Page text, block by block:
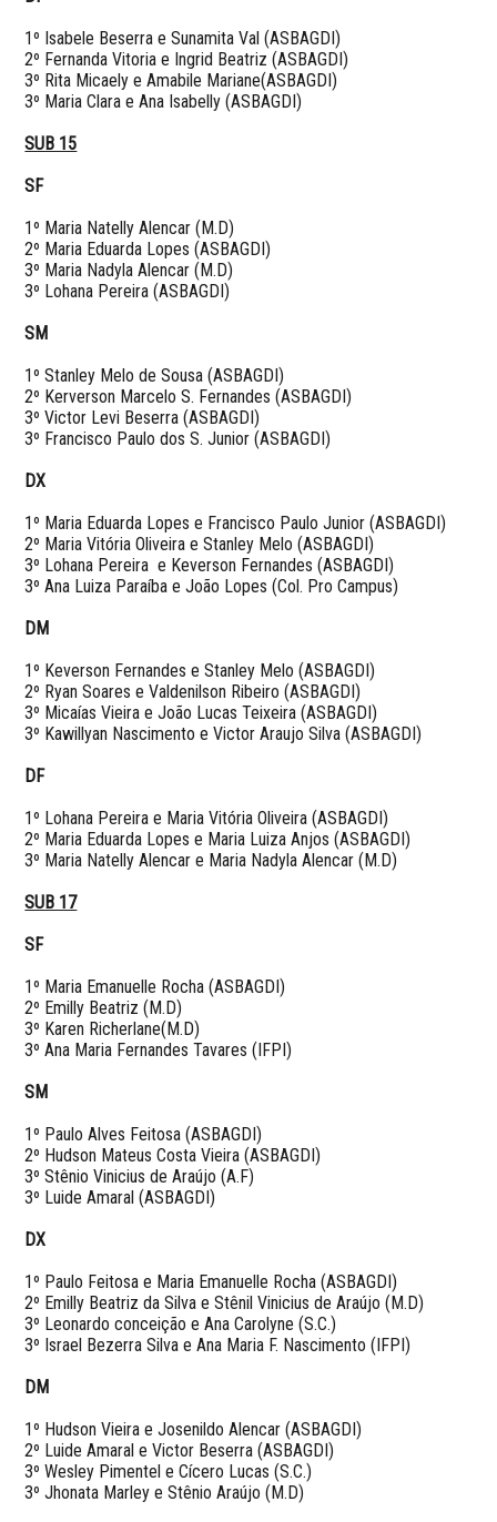
1º Isabele Beserra e Sunamita Val (ASBAGDI)
2º Fernanda Vitoria e Ingrid Beatriz (ASBAGDI)
3º Rita Micaely e Amabile Mariane(ASBAGDI)
3º Maria Clara e Ana Isabelly (ASBAGDI)
SUB 15
SF
1º Maria Natelly Alencar (M.D)
2º Maria Eduarda Lopes (ASBAGDI)
3º Maria Nadyla Alencar (M.D)
3º Lohana Pereira (ASBAGDI)
SM
1º Stanley Melo de Sousa (ASBAGDI)
2º Kerverson Marcelo S. Fernandes (ASBAGDI)
3º Victor Levi Beserra (ASBAGDI)
3º Francisco Paulo dos S. Junior (ASBAGDI)
DX
1º Maria Eduarda Lopes e Francisco Paulo Junior (ASBAGDI)
2º Maria Vitória Oliveira e Stanley Melo (ASBAGDI)
3º Lohana Pereira e Keverson Fernandes (ASBAGDI)
3º Ana Luiza Paraíba e João Lopes (Col. Pro Campus)
DM
1º Keverson Fernandes e Stanley Melo (ASBAGDI)
2º Ryan Soares e Valdenilson Ribeiro (ASBAGDI)
3º Micaías Vieira e João Lucas Teixeira (ASBAGDI)
3º Kawillyan Nascimento e Victor Araujo Silva (ASBAGDI)
DF
1º Lohana Pereira e Maria Vitória Oliveira (ASBAGDI)
2º Maria Eduarda Lopes e Maria Luiza Anjos (ASBAGDI)
3º Maria Natelly Alencar e Maria Nadyla Alencar (M.D)
SUB 17
SF
1º Maria Emanuelle Rocha (ASBAGDI)
2º Emilly Beatriz (M.D)
3º Karen Richerlane(M.D)
3º Ana Maria Fernandes Tavares (IFPI)
SM
1º Paulo Alves Feitosa (ASBAGDI)
2º Hudson Mateus Costa Vieira (ASBAGDI)
3º Stênio Vinicius de Araújo (A.F)
3º Luide Amaral (ASBAGDI)
DX
1º Paulo Feitosa e Maria Emanuelle Rocha (ASBAGDI)
2º Emilly Beatriz da Silva e Stênil Vinicius de Araújo (M.D)
3º Leonardo conceição e Ana Carolyne (S.C.)
3º Israel Bezerra Silva e Ana Maria F. Nascimento (IFPI)
DM
1º Hudson Vieira e Josenildo Alencar (ASBAGDI)
2º Luide Amaral e Victor Beserra (ASBAGDI)
3º Wesley Pimentel e Cícero Lucas (S.C.)
3º Jhonata Marley e Stênio Araújo (M.D)